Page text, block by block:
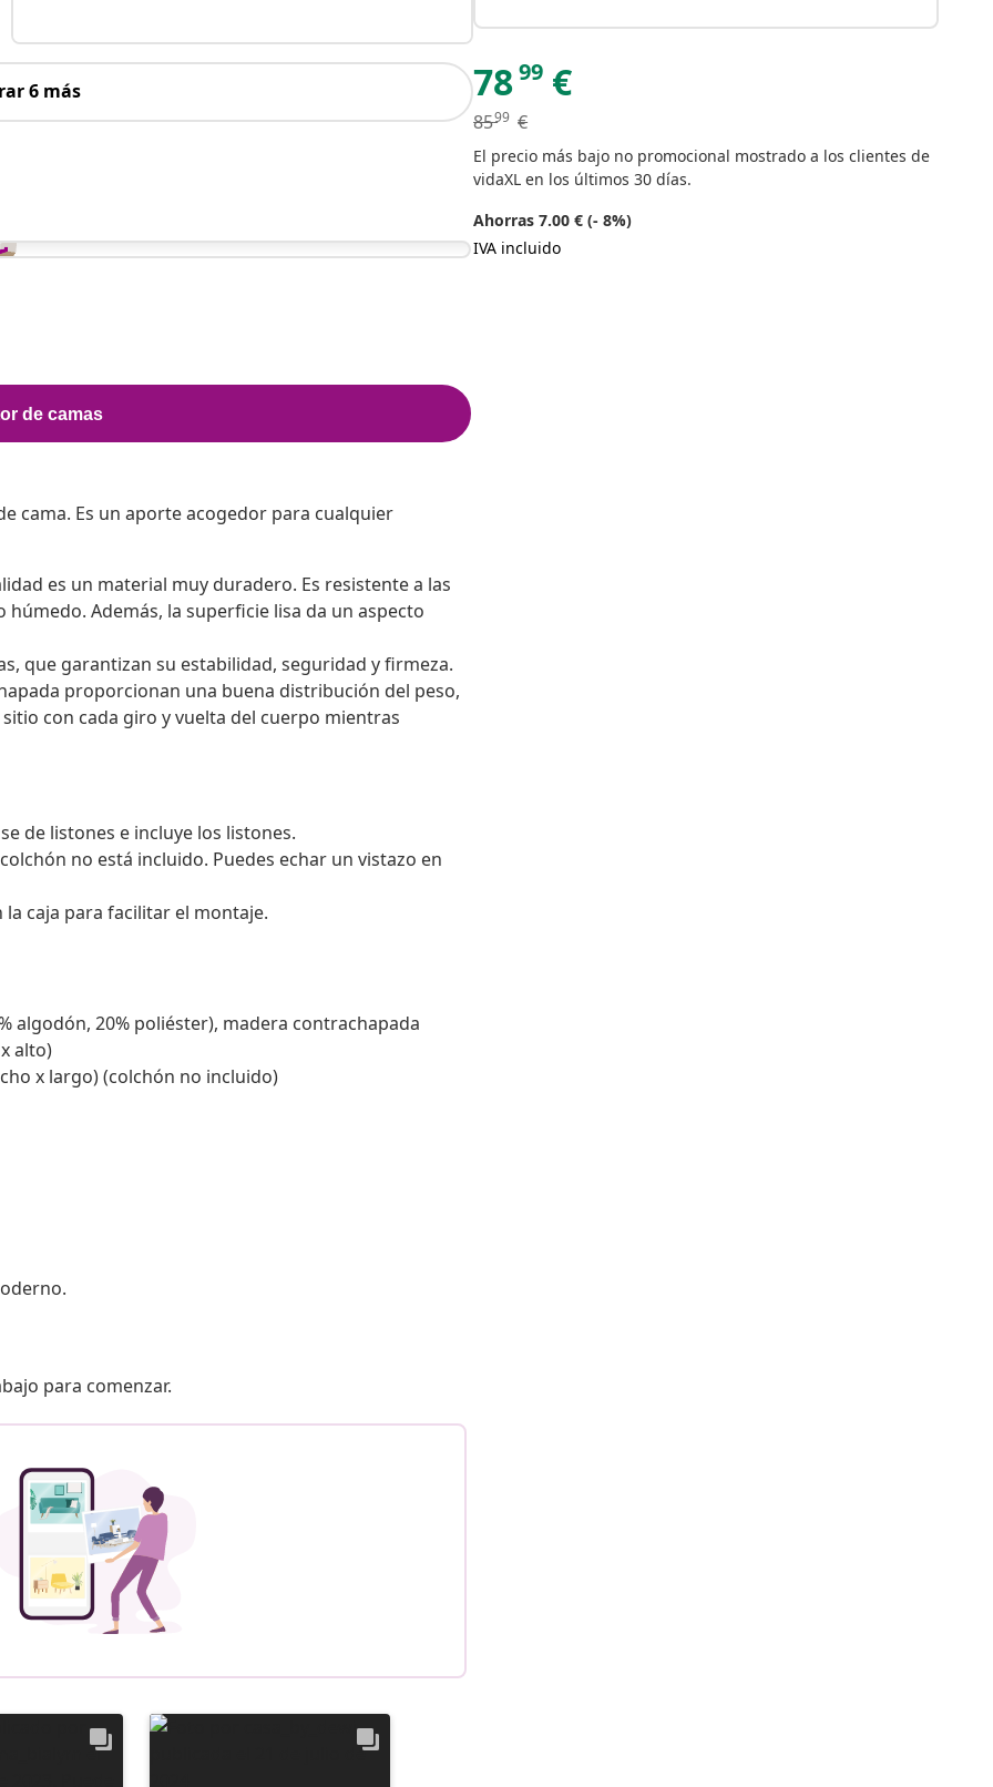
6 más
cama. Es un aporte acogedor para cualquier
es un material muy duradero. Es resistente a las
Además, la superficie lisa da un aspecto
que garantizan su estabilidad, seguridad y firmeza.
proporcionan una buena distribución del peso,
con cada giro y vuelta del cuerpo mientras
de listones e incluye los listones.
no está incluido. Puedes echar un vistazo en
caja para facilitar el montaje.
algodón, 20% poliéster), madera contrachapada
alto)
x largo) (colchón no incluido)
para comenzar.
7899 €
8599 €
El precio más bajo no promocional mostrado a los clientes de
vidaXL en los últimos 30 días.
Ahorras 7.00 € (- 8%)
IVA incluido